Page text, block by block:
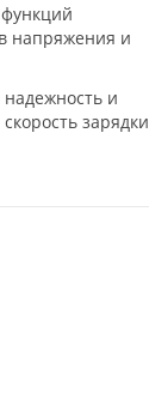
напряжения и
и
зарядки